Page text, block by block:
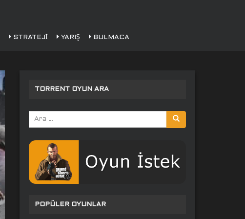
STRATEJI YARIŞ BULMACA
TORRENT OYUN ARA
Arama
yap:
POPÜLER OYUNLAR